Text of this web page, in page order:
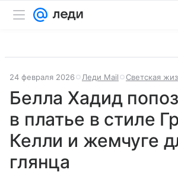
24 февраля 2026 Леди Mail Светская
Белла Хадид
в платье в стиле
Келли и жемчуге
глянца